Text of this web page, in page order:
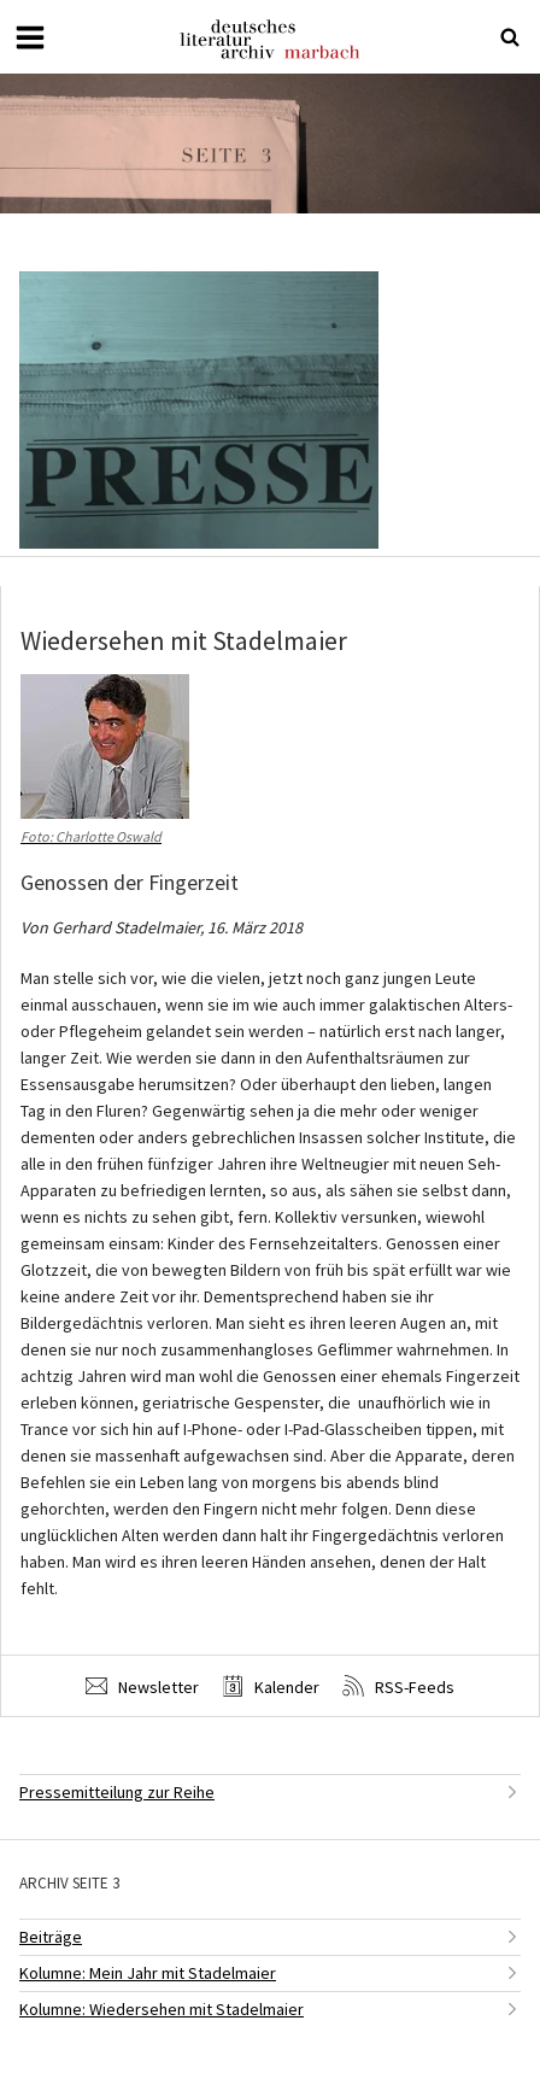
Deutsches
Literaturarchiv
Wiedersehen mit Stadelmaier
Foto: Charlotte Oswald
Genossen der Fingerzeit
Von Gerhard Stadelmaier, 16. März 2018
Man stelle sich vor, wie die vielen, jetzt noch ganz jungen Leute
einmal ausschauen, wenn sie im wie auch immer galaktischen Alters-
oder Pflegeheim gelandet sein werden – natürlich erst nach langer,
langer Zeit. Wie werden sie dann in den Aufenthaltsräumen zur
Essensausgabe herumsitzen? Oder überhaupt den lieben, langen
Tag in den Fluren? Gegenwärtig sehen ja die mehr oder weniger
dementen oder anders gebrechlichen Insassen solcher Institute, die
alle in den frühen fünfziger Jahren ihre Weltneugier mit neuen Seh-
Apparaten zu befriedigen lernten, so aus, als sähen sie selbst dann,
wenn es nichts zu sehen gibt, fern. Kollektiv versunken, wiewohl
gemeinsam einsam: Kinder des Fernsehzeitalters. Genossen einer
Glotzzeit, die von bewegten Bildern von früh bis spät erfüllt war wie
keine andere Zeit vor ihr. Dementsprechend haben sie ihr
Bildergedächtnis verloren. Man sieht es ihren leeren Augen an, mit
denen sie nur noch zusammenhangloses Geflimmer wahrnehmen. In
achtzig Jahren wird man wohl die Genossen einer ehemals Fingerzeit
erleben können, geriatrische Gespenster, die unaufhörlich wie in
Trance vor sich hin auf I-Phone- oder I-Pad-Glasscheiben tippen, mit
denen sie massenhaft aufgewachsen sind. Aber die Apparate, deren
Befehlen sie ein Leben lang von morgens bis abends blind
gehorchten, werden den Fingern nicht mehr folgen. Denn diese
unglücklichen Alten werden dann halt ihr Fingergedächtnis verloren
haben. Man wird es ihren leeren Händen ansehen, denen der Halt
fehlt.
Newsletter Kalender RSS-Feeds
Pressemitteilung zur Reihe
ARCHIV SEITE 3
Beiträge
Kolumne: Mein Jahr mit Stadelmaier
Kolumne: Wiedersehen mit Stadelmaier